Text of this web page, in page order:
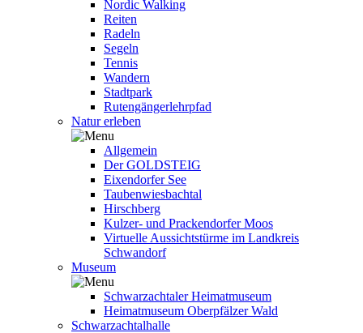
Nordic Walking
Reiten
Radeln
Segeln
Tennis
Wandern
Stadtpark
Rutengängerlehrpfad
Natur erleben
Allgemein
Der GOLDSTEIG
Eixendorfer See
Taubenwiesbachtal
Hirschberg
Kulzer- und Prackendorfer Moos
Virtuelle Aussichtstürme im Landkreis
Schwandorf
Museum
Schwarzachtaler Heimatmuseum
Heimatmuseum Oberpfälzer Wald
Schwarzachtalhalle